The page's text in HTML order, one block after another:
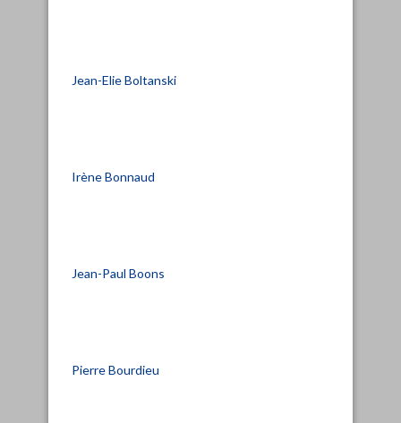
Jean-Elie Boltanski
Irène Bonnaud
Jean-Paul Boons
Pierre Bourdieu